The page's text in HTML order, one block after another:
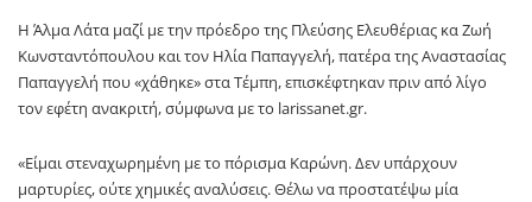
Η Άλμα Λάτα μαζί με την πρόεδρο της Πλεύσης Ελευθέριας κα Ζωή
Κωνσταντόπουλου και τον Ηλία Παπαγγελή, πατέρα της Αναστασίας
Παπαγγελή που «χάθηκε» στα Τέμπη, επισκέφτηκαν πριν από λίγο
τον εφέτη ανακριτή, σύμφωνα με το larissanet.gr.
«Είμαι στεναχωρημένη με το πόρισμα Καρώνη. Δεν υπάρχουν
μαρτυρίες, ούτε χημικές αναλύσεις. Θέλω να προστατέψω μία